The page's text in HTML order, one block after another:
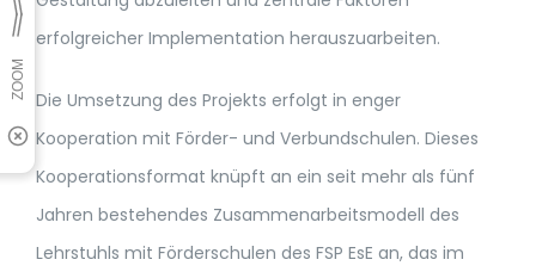
erfolgreicher Implementation herauszuarbeiten.
Die Umsetzung des Projekts erfolgt in enger
Kooperation mit Förder- und Verbundschulen. Dieses
Kooperationsformat knüpft an ein seit mehr als fünf
Jahren bestehendes Zusammenarbeitsmodell des
Lehrstuhls mit Förderschulen des FSP EsE an, das im